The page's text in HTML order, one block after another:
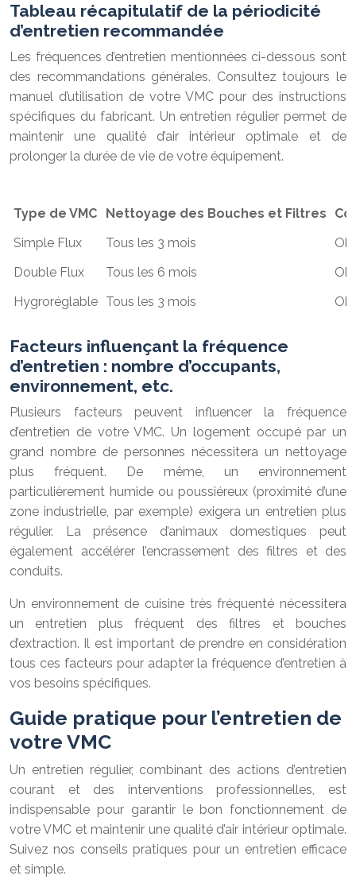
Tableau récapitulatif de la périodicité
d’entretien recommandée
Les fréquences d’entretien mentionnées ci-dessous sont
des recommandations générales. Consultez toujours le
manuel d’utilisation de votre VMC pour des instructions
spécifiques du fabricant. Un entretien régulier permet de
maintenir une qualité d’air intérieur optimale et de
prolonger la durée de vie de votre équipement.
Type de VMC Nettoyage des Bouches et Filtres
Simple Flux
Tous les 3 mois
Double Flux
Tous les 6 mois
Hygroréglable Tous les 3 mois
Facteurs influençant la fréquence
d’entretien : nombre d’occupants,
environnement, etc.
Plusieurs facteurs peuvent influencer la fréquence
d’entretien de votre VMC. Un logement occupé par un
grand nombre de personnes nécessitera un nettoyage
plus fréquent. De même, un environnement
particulièrement humide ou poussiéreux (proximité d’une
zone industrielle, par exemple) exigera un entretien plus
régulier. La présence d’animaux domestiques peut
également accélérer l’encrassement des filtres et des
conduits.
Un environnement de cuisine très fréquenté nécessitera
un entretien plus fréquent des filtres et bouches
d’extraction. Il est important de prendre en considération
tous ces facteurs pour adapter la fréquence d’entretien à
vos besoins spécifiques.
Guide pratique pour l’entretien de
votre VMC
Un entretien régulier, combinant des actions d’entretien
courant et des interventions professionnelles, est
indispensable pour garantir le bon fonctionnement de
votre VMC et maintenir une qualité d’air intérieur optimale.
Suivez nos conseils pratiques pour un entretien efficace
et simple.